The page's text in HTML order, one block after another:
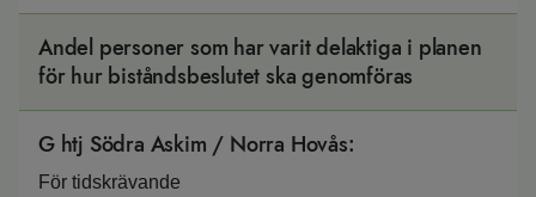
Andel personer som har varit delaktiga i planen
för hur biståndsbeslutet ska genomföras
G htj Södra Askim / Norra Hovås:
För tidskrävande